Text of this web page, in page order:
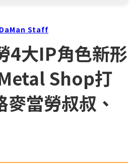
DaMan Staff
4大IP角色新形
Shop打
當勞叔叔、